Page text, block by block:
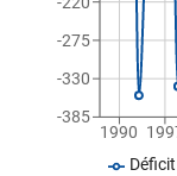
1990
-385
-330
-275